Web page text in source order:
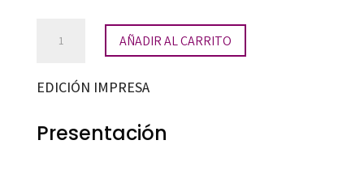
números
AÑADIR AL CARRITO
EDICIÓN IMPRESA
Presentación